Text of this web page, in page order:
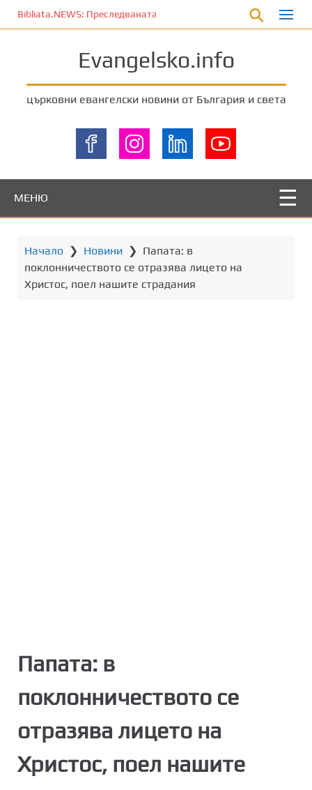
Bibliata.NEWS: Преследваната църква [7 август 2026]
Evangelsko.info
църковни евангелски новини от България и света
МЕНЮ
Начало ❯ Новини ❯ Папата: в
поклонничеството се отразява лицето на
Христос, поел нашите страдания
Папата: в
поклонничеството се
отразява лицето на
Христос, поел нашите